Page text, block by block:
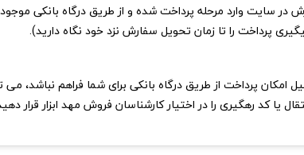
سایت وارد مرحله پرداخت شده و از طریق درگاه بانکی موجود
پرداخت را تا زمان تحویل سفارش نزد خود نگاه دارید).
امکان پرداخت از طریق درگاه بانکی برای شما فراهم نباشد، می
یا کد رهگیری را در اختیار کارشناسان فروش مهد ابزار قرار